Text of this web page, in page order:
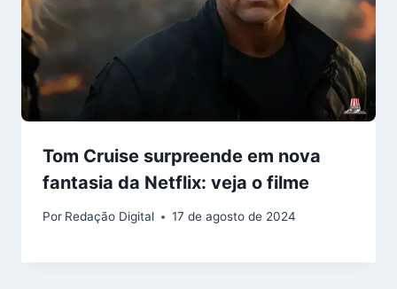
Tom Cruise surpreende em nova
fantasia da Netflix: veja o filme
Por Redação Digital 17 de agosto de 2024